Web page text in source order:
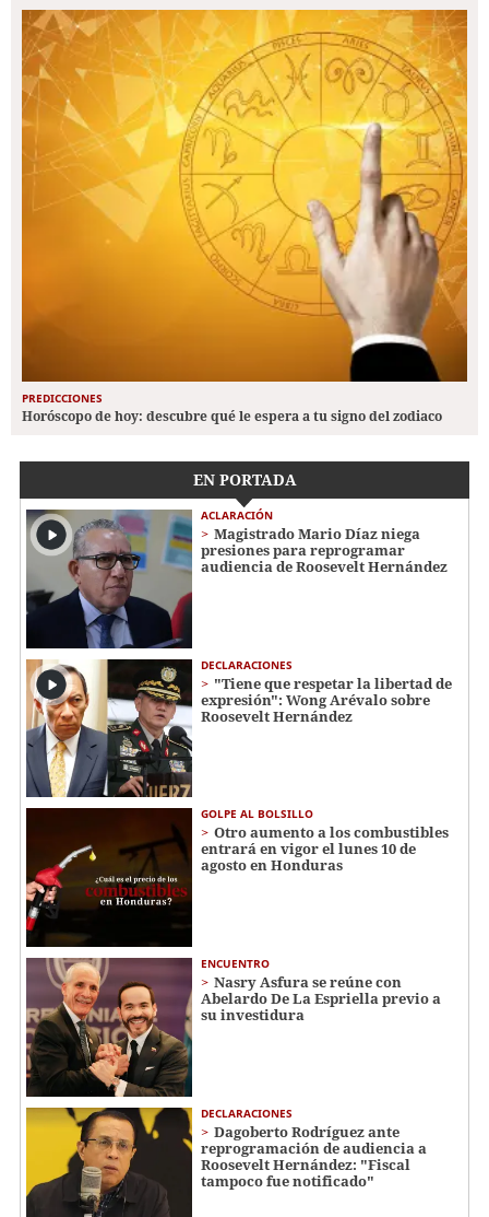
PREDICCIONES
Horóscopo de hoy: descubre qué le espera a tu signo del zodiaco
EN PORTADA
ACLARACIÓN
Magistrado Mario Díaz niega
presiones para reprogramar
audiencia de Roosevelt Hernández
DECLARACIONES
"Tiene que respetar la libertad de
expresión": Wong Arévalo sobre
Roosevelt Hernández
GOLPE AL BOLSILLO
Otro aumento a los combustibles
entrará en vigor el lunes 10 de
agosto en Honduras
ENCUENTRO
Nasry Asfura se reúne con
Abelardo De La Espriella previo a
su investidura
DECLARACIONES
Dagoberto Rodríguez ante
reprogramación de audiencia a
Roosevelt Hernández: "Fiscal
tampoco fue notificado"